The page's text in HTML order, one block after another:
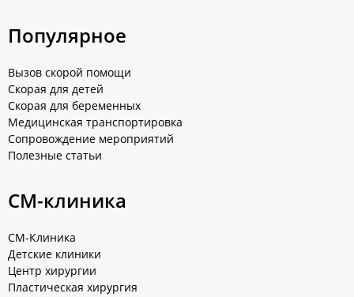
Популярное
Вызов скорой помощи
Скорая для детей
Скорая для беременных
Медицинская транспортировка
Сопровождение мероприятий
Полезные статьи
СМ-клиника
СМ-Клиника
Детские клиники
Центр хирургии
Пластическая хирургия